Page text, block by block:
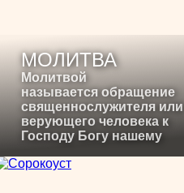
МОЛИТВА
Молитвой
называется обращение
священнослужителя или
верующего человека к
Господу Богу нашему